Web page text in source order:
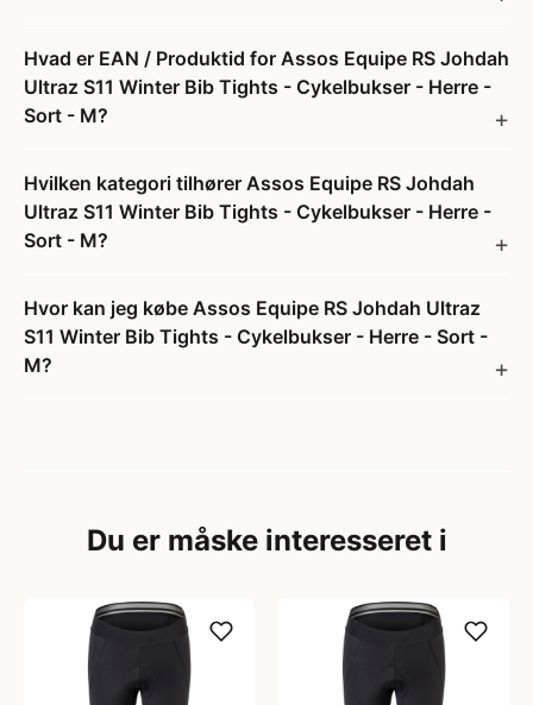
Hvad er EAN / Produktid for Assos Equipe RS Johdah
Ultraz S11 Winter Bib Tights - Cykelbukser - Herre -
Sort - M?
Hvilken kategori tilhører Assos Equipe RS Johdah
Ultraz S11 Winter Bib Tights - Cykelbukser - Herre -
Sort - M?
Hvor kan jeg købe Assos Equipe RS Johdah Ultraz
S11 Winter Bib Tights - Cykelbukser - Herre - Sort -
M?
Du er måske interesseret i